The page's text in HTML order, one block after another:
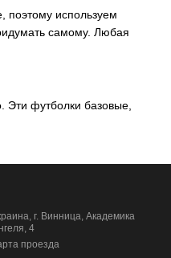
поэтому используем
самому. Любая
Эти футболки базовые,
г. Винница, Академика
4
проезда